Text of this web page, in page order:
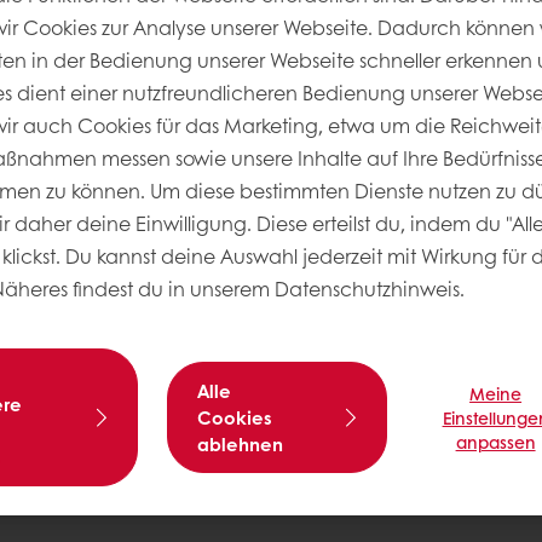
Cookies zur Analyse unserer Webseite. Dadurch können
in der Bedienung unserer Webseite schneller erkennen
dient einer nutzfreundlicheren Bedienung unserer
auch Cookies für das Marketing, etwa um die
messen sowie unsere Inhalte auf Ihre
zu können. Um diese bestimmten Dienste nutzen zu
daher deine Einwilligung. Diese erteilst du, indem du
Du kannst deine Auswahl jederzeit mit Wirkung für
findest du in unserem Datenschutzhinweis.
Alle
Cookies
ablehnen
Meine
anpassen
Cookie-Einstellungen
Rechtliche Hinweise